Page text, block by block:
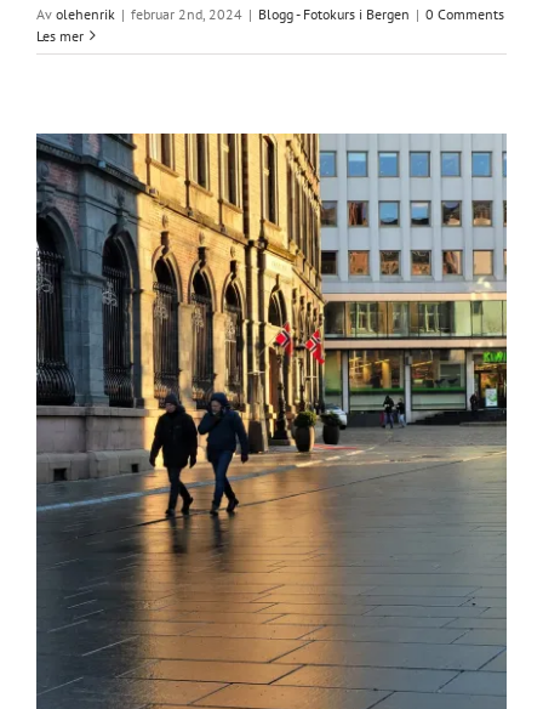
Av olehenrik | februar 2nd, 2024 | Blogg - Fotokurs i Bergen | 0 Comments
Les mer